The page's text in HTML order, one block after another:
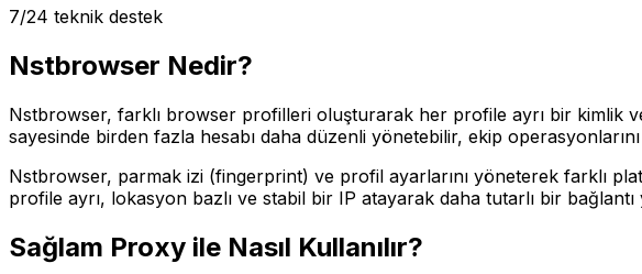
7/24 teknik destek
Nstbrowser Nedir?
Nstbrowser, farklı browser profilleri oluşturarak her profile ayrı bir kimlik
sayesinde birden fazla hesabı daha düzenli yönetebilir, ekip
Nstbrowser, parmak izi (fingerprint) ve profil ayarlarını yöneterek farklı
profile ayrı, lokasyon bazlı ve stabil bir IP atayarak daha tutarlı bir bağlantı
Sağlam Proxy ile Nasıl Kullanılır?